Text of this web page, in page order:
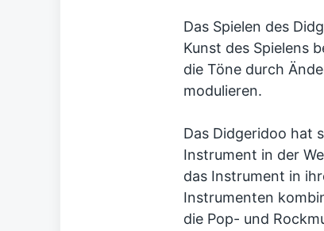
Das Spielen des
Kunst des Spielens
die Töne durch
modulieren.
Das Didgeridoo hat
Instrument in der
das Instrument in
Instrumenten
die Pop- und